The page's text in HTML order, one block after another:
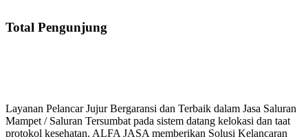
Total Pengunjung
Layanan Pelancar Jujur Bergaransi dan Terbaik dalam Jasa Saluran
Mampet / Saluran Tersumbat pada sistem datang kelokasi dan taat
protokol kesehatan. ALFA JASA memberikan Solusi Kelancaran